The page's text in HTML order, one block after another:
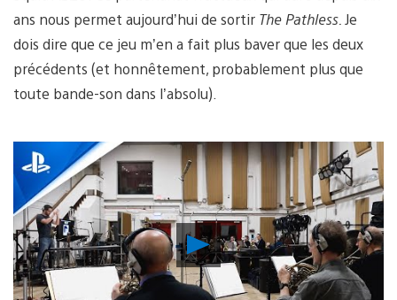
ans nous permet aujourd’hui de sortir The Pathless. Je
dois dire que ce jeu m’en a fait plus baver que les deux
précédents (et honnêtement, probablement plus que
toute bande-son dans l’absolu).
Lancer
la
vidéo